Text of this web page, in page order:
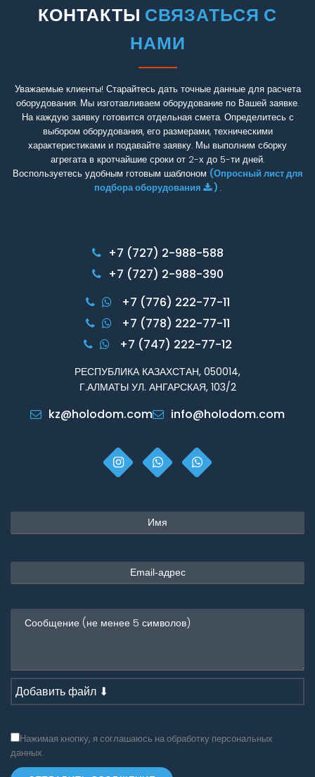
КОНТАКТЫ СВЯЗАТЬСЯ С
НАМИ
Уважаемые клиенты! Старайтесь дать точные данные для расчета
оборудования. Мы изготавливаем оборудование по Вашей заявке.
На каждую заявку готовится отдельная смета. Определитесь с
выбором оборудования, его размерами, техническими
характеристиками и подавайте заявку. Мы выполним сборку
агрегата в кротчайшие сроки от 2-х до 5-ти дней.
Воспользуетесь удобным готовым шаблоном (Опросный лист для
подбора оборудования
) .
+7 (727) 2-988-588
+7 (727) 2-988-390
+7 (776) 222-77-11
+7 (778) 222-77-11
+7 (747) 222-77-12
РЕСПУБЛИКА КАЗАХСТАН, 050014,
Г.АЛМАТЫ УЛ. АНГАРСКАЯ, 103/2
kz@holodom.com info@holodom.com
Добавить файл ⬇
Нажимая кнопку, я соглашаюсь на обработку персональных
данных.